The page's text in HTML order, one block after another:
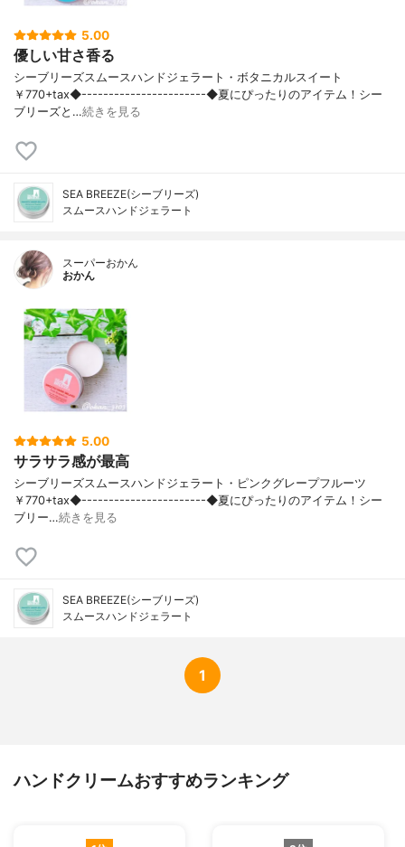
5.00
優しい甘さ香る
シーブリーズスムースハンドジェラート・ボタニカルスイート
￥770+tax◆-----------------------◆夏にぴったりのアイテム！シー
ブリーズと…続きを見る
SEA BREEZE(シーブリーズ)
スムースハンドジェラート
スーパーおかん
おかん
5.00
サラサラ感が最高
シーブリーズスムースハンドジェラート・ピンクグレープフルーツ
￥770+tax◆-----------------------◆夏にぴったりのアイテム！シー
ブリー…続きを見る
SEA BREEZE(シーブリーズ)
スムースハンドジェラート
1
ハンドクリームおすすめランキング